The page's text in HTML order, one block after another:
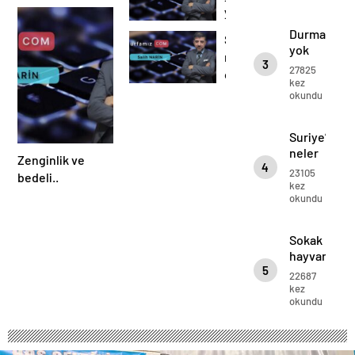
3
Durmak
yok
yola
devam
Uzun
27825
kez
okundu
4
Suriye’de
neler
oluyor…
23105
kez
okundu
5
Sokak
hayvanları
sahipsiz
değil…
22687
kez
okundu
ADAM..
Zenginlik ve
bedeli..
babası
yola
Uzun
ADAM..
Suriye’de
neler
oluyor…